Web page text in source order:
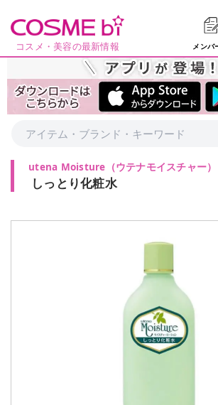
コスメ・美容の最新情報 メンバ
utena Moisture （ウテナモイスチャー）
しっとり化粧水